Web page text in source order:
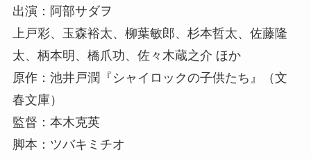
出演：阿部サダヲ
上戸彩、玉森裕太、柳葉敏郎、杉本哲太、佐藤隆
太、柄本明、橋爪功、佐々木蔵之介 ほか
原作：池井戸潤『シャイロックの子供たち』（文
春文庫）
監督：本木克英
脚本：ツバキミチオ